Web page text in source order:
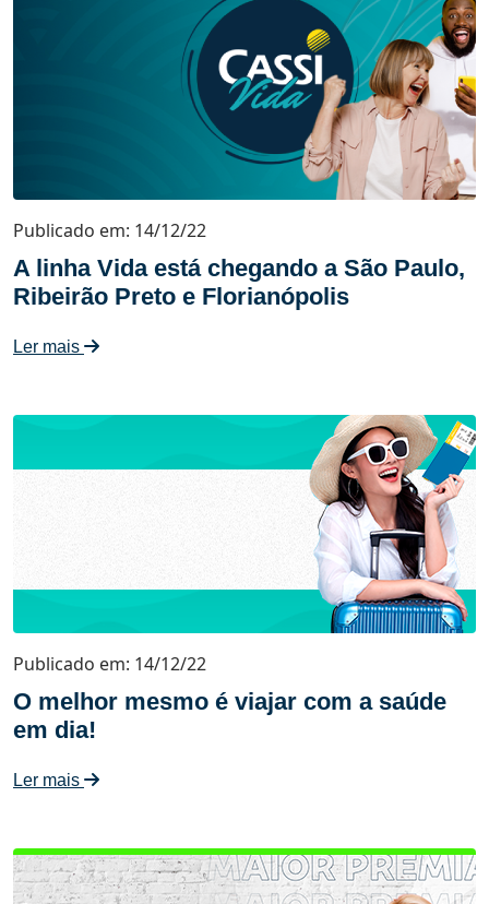
Publicado em: 14/12/22
A linha Vida está chegando a São Paulo,
Ribeirão Preto e Florianópolis
Ler mais
Publicado em: 14/12/22
O melhor mesmo é viajar com a saúde
em dia!
Ler mais